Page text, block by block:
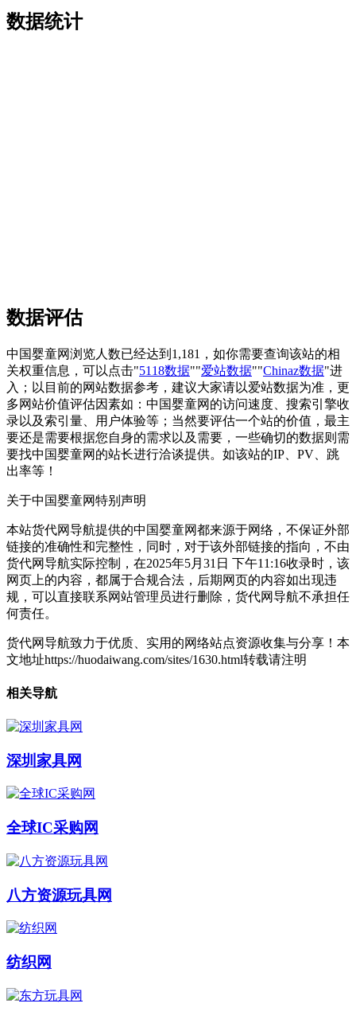
数据统计
数据评估
中国婴童网浏览人数已经达到1,181，如你需要查询该站的相
关权重信息，可以点击"5118数据""爱站数据""Chinaz数据"进
入；以目前的网站数据参考，建议大家请以爱站数据为准，更
多网站价值评估因素如：中国婴童网的访问速度、搜索引擎收
录以及索引量、用户体验等；当然要评估一个站的价值，最主
要还是需要根据您自身的需求以及需要，一些确切的数据则需
要找中国婴童网的站长进行洽谈提供。如该站的IP、PV、跳
出率等！
关于中国婴童网特别声明
本站货代网导航提供的中国婴童网都来源于网络，不保证外部
链接的准确性和完整性，同时，对于该外部链接的指向，不由
货代网导航实际控制，在2025年5月31日 下午11:16收录时，该
网页上的内容，都属于合规合法，后期网页的内容如出现违
规，可以直接联系网站管理员进行删除，货代网导航不承担任
何责任。
货代网导航致力于优质、实用的网络站点资源收集与分享！ 本
文地址https://huodaiwang.com/sites/1630.html转载请注明
相关导航
深圳家具网
全球IC采购网
八方资源玩具网
纺织网